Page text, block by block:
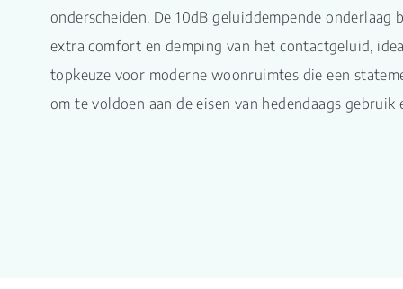
onderscheiden. De 10dB geluiddempende
extra comfort en demping van het contactgeluid,
topkeuze voor moderne woonruimtes die een
om te voldoen aan de eisen van hedendaags gebruik